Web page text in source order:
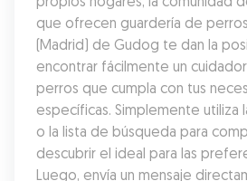
que ofrecen guardería de perros
(Madrid) de Gudog te dan la
encontrar fácilmente un
perros que cumpla con tus
específicas. Simplemente utiliza
o la lista de búsqueda para
descubrir el ideal para las
Luego, envía un mensaje